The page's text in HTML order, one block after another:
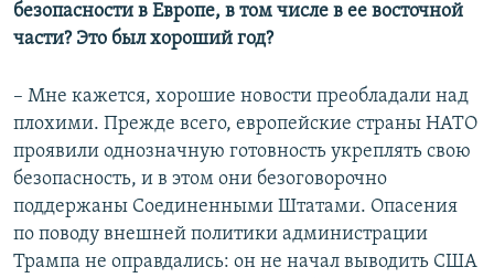
безопасности в Европе, в том числе в ее восточной
части? Это был хороший год?
– Мне кажется, хорошие новости преобладали над
плохими. Прежде всего, европейские страны НАТО
проявили однозначную готовность укреплять свою
безопасность, и в этом они безоговорочно
поддержаны Соединенными Штатами. Опасения
по поводу внешней политики администрации
Трампа не оправдались: он не начал выводить США